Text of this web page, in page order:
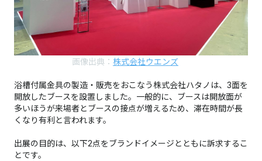
画像出典： 株式会社ウエンズ
浴槽付属金具の製造・販売をおこなう株式会社ハタノは、3面を
開放したブースを設置しました。一般的に、ブースは開放面が
多いほうが来場者とブースの接点が増えるため、滞在時間が長
くなり有利と言われます。
出展の目的は、以下2点をブランドイメージとともに訴求するこ
とです。